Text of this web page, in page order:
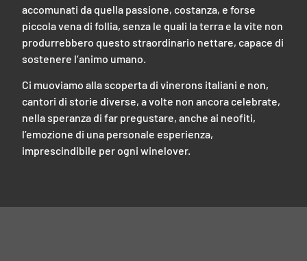
accomunati da quella passione, costanza, e forse
piccola vena di follia, senza le quali la terra e la vite non
produrrebbero questo straordinario nettare, capace di
sostenere l’animo umano.
Ci muoviamo alla scoperta di vinerons italiani e non,
cantori di storie diverse, a volte non ancora celebrate,
nella speranza di far pregustare, anche ai neofiti,
l’emozione di una personale esperienza,
imprescindibile per ogni winelover.